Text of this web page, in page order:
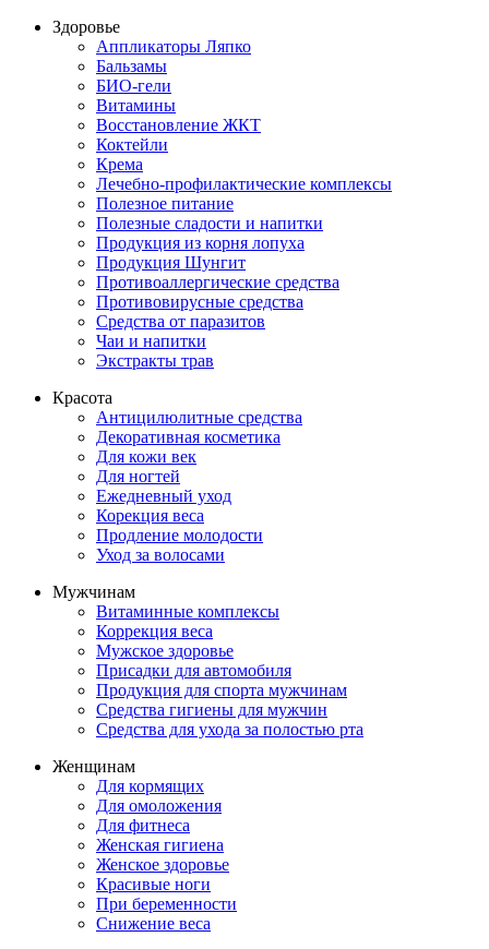
Здоровье
Аппликаторы Ляпко
Бальзамы
БИО-гели
Витамины
Восстановление ЖКТ
Коктейли
Крема
Лечебно-профилактические комплексы
Полезное питание
Полезные сладости и напитки
Продукция из корня лопуха
Продукция Шунгит
Противоаллергические средства
Противовирусные средства
Средства от паразитов
Чаи и напитки
Экстракты трав
Красота
Антицилюлитные средства
Декоративная косметика
Для кожи век
Для ногтей
Ежедневный уход
Корекция веса
Продление молодости
Уход за волосами
Мужчинам
Витаминные комплексы
Коррекция веса
Мужское здоровье
Присадки для автомобиля
Продукция для спорта мужчинам
Средства гигиены для мужчин
Средства для ухода за полостью рта
Женщинам
Для кормящих
Для омоложения
Для фитнеса
Женская гигиена
Женское здоровье
Красивые ноги
При беременности
Снижение веса